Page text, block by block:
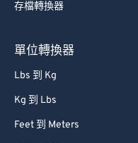
存檔轉換器
單位轉換器
Lbs 到 Kg
Kg 到 Lbs
Feet 到 Meters